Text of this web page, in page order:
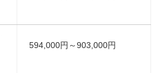
594,000円～903,000円